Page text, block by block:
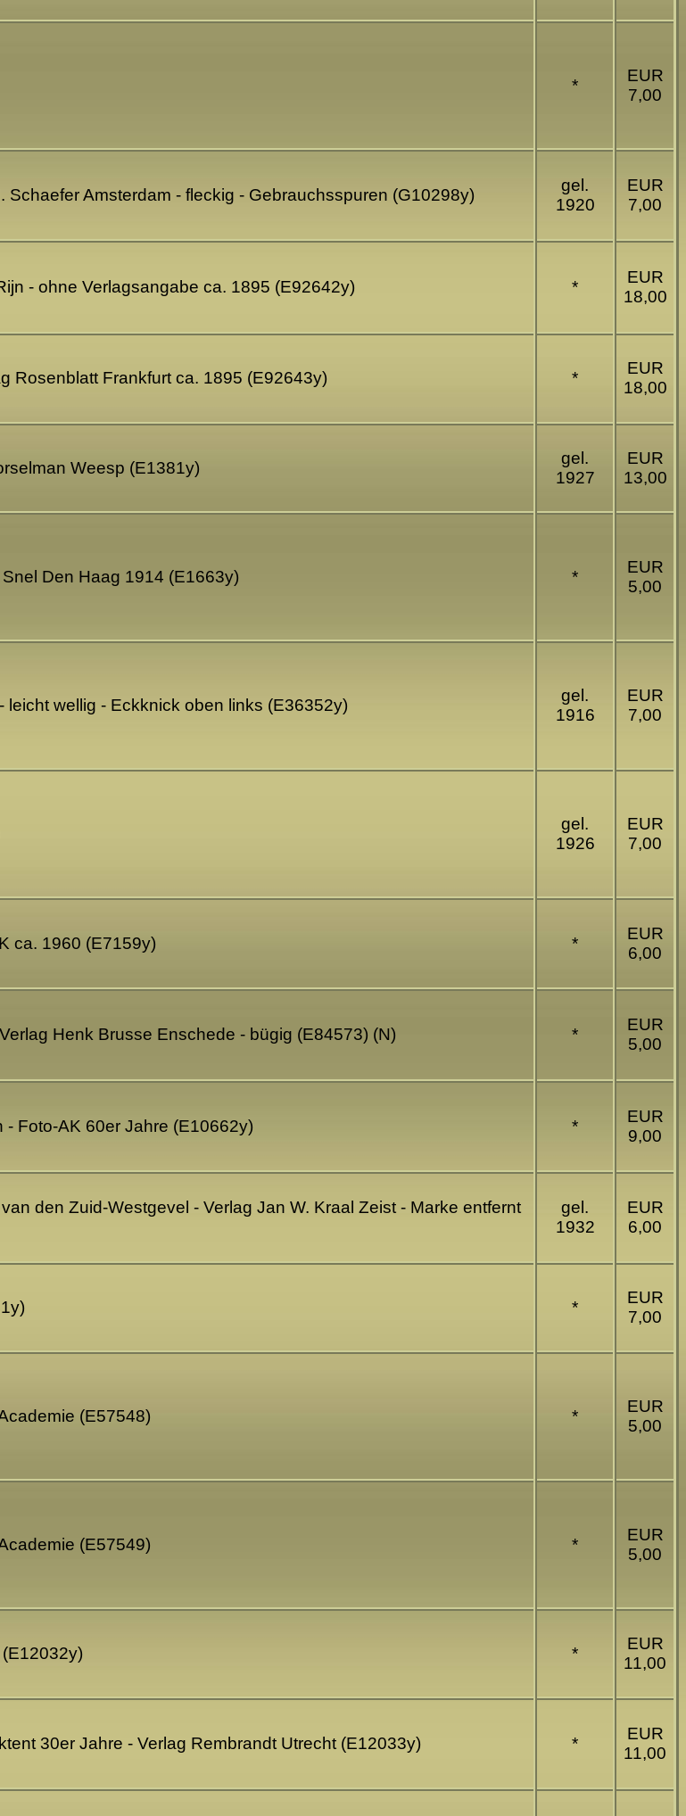
*
EUR
7,00
Schaefer Amsterdam - fleckig - Gebrauchsspuren (G10298y)
gel.
1920
EUR
7,00
- ohne Verlagsangabe ca. 1895 (E92642y) *
EUR
18,00
Rosenblatt Frankfurt ca. 1895 (E92643y) *
EUR
18,00
Weesp (E1381y)
gel.
1927
EUR
13,00
Den Haag 1914 (E1663y) *
EUR
5,00
wellig - Eckknick oben links (E36352y)
gel.
1916
EUR
7,00
gel.
1926
EUR
7,00
ca. 1960 (E7159y) *
EUR
6,00
Henk Brusse Enschede - bügig (E84573) (N) *
EUR
5,00
Foto-AK 60er Jahre (E10662y) *
EUR
9,00
den Zuid-Westgevel - Verlag Jan W. Kraal Zeist - Marke entfernt
gel.
1932
EUR
6,00
*
EUR
7,00
(E57548) *
EUR
5,00
(E57549) *
EUR
5,00
*
EUR
11,00
30er Jahre - Verlag Rembrandt Utrecht (E12033y) *
EUR
11,00